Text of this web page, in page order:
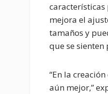
características
mejora el
tamaños y
que se
“En la
aún mejor,”